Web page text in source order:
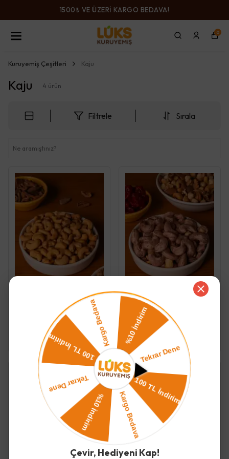
1500₺ VE ÜZERİ KARGO BEDAVA!
0
Kuruyemiş Çeşitleri Kaju
Kaju 4 ürün
Filtrele Sırala
Lüks Kuruyemiş
Kaju
375.00 TL-750.00 TL
Lüks Kuruyemiş
Kabuklu Duble Kaju
425.00 TL 850.00 TL
Çevir, Hediyeni Kap!